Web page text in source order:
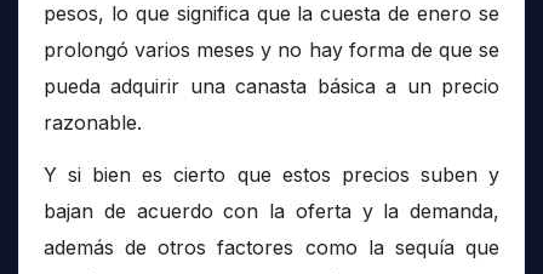
pesos, lo que significa que la cuesta de enero se
prolongó varios meses y no hay forma de que se
pueda adquirir una canasta básica a un precio
razonable.
Y si bien es cierto que estos precios suben y
bajan de acuerdo con la oferta y la demanda,
además de otros factores como la sequía que